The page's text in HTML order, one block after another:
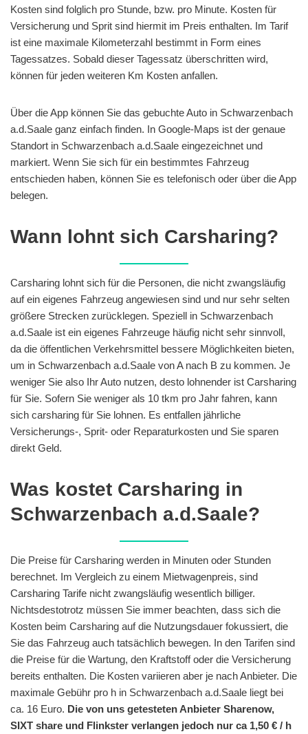
Kosten sind folglich pro Stunde, bzw. pro Minute. Kosten für
Versicherung und Sprit sind hiermit im Preis enthalten. Im Tarif
ist eine maximale Kilometerzahl bestimmt in Form eines
Tagessatzes. Sobald dieser Tagessatz überschritten wird,
können für jeden weiteren Km Kosten anfallen.
Über die App können Sie das gebuchte Auto in Schwarzenbach
a.d.Saale ganz einfach finden. In Google-Maps ist der genaue
Standort in Schwarzenbach a.d.Saale eingezeichnet und
markiert. Wenn Sie sich für ein bestimmtes Fahrzeug
entschieden haben, können Sie es telefonisch oder über die App
belegen.
Wann lohnt sich Carsharing?
Carsharing lohnt sich für die Personen, die nicht zwangsläufig
auf ein eigenes Fahrzeug angewiesen sind und nur sehr selten
größere Strecken zurücklegen. Speziell in Schwarzenbach
a.d.Saale ist ein eigenes Fahrzeuge häufig nicht sehr sinnvoll,
da die öffentlichen Verkehrsmittel bessere Möglichkeiten bieten,
um in Schwarzenbach a.d.Saale von A nach B zu kommen. Je
weniger Sie also Ihr Auto nutzen, desto lohnender ist Carsharing
für Sie. Sofern Sie weniger als 10 tkm pro Jahr fahren, kann
sich carsharing für Sie lohnen. Es entfallen jährliche
Versicherungs-, Sprit- oder Reparaturkosten und Sie sparen
direkt Geld.
Was kostet Carsharing in
Schwarzenbach a.d.Saale?
Die Preise für Carsharing werden in Minuten oder Stunden
berechnet. Im Vergleich zu einem Mietwagenpreis, sind
Carsharing Tarife nicht zwangsläufig wesentlich billiger.
Nichtsdestotrotz müssen Sie immer beachten, dass sich die
Kosten beim Carsharing auf die Nutzungsdauer fokussiert, die
Sie das Fahrzeug auch tatsächlich bewegen. In den Tarifen sind
die Preise für die Wartung, den Kraftstoff oder die Versicherung
bereits enthalten. Die Kosten variieren aber je nach Anbieter. Die
maximale Gebühr pro h in Schwarzenbach a.d.Saale liegt bei
ca. 16 Euro. Die von uns getesteten Anbieter Sharenow,
SIXT share und Flinkster verlangen jedoch nur ca 1,50 € / h